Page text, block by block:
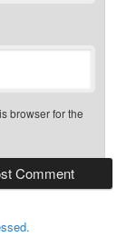
browser for the